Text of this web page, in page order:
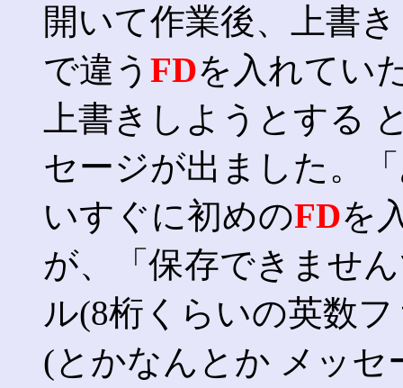
開いて作業後、上書
で違う FDを入れてい
上書きしようとする
セージが出ました。
いすぐに初めのFDを
が、「保存できませ
ル(8桁くらいの英数
(とかなんとか メッセ